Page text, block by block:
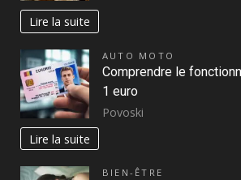
Lire la suite
AUTO MOTO
Comprendre le
1 euro
Povoski
Lire la suite
BIEN-ÊTRE